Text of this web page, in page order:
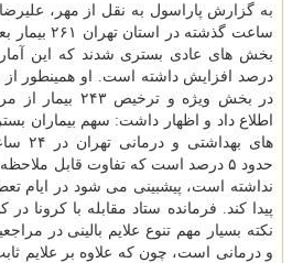
ساعت گذشته در
در بخش ویژه و
اطلاع داد و اظهار داشت: سهم بیماران
های
حدود ۵ درصد است که تفاوت قابل
نداشته است، پیشبینی می شود در ایام
پیدا کند. فرمانده ستاد مقابله با کرونا در
نکته بسیار مهم تنوع علایم بالینی در
و درمانی است، چون که علاوه بر علایم